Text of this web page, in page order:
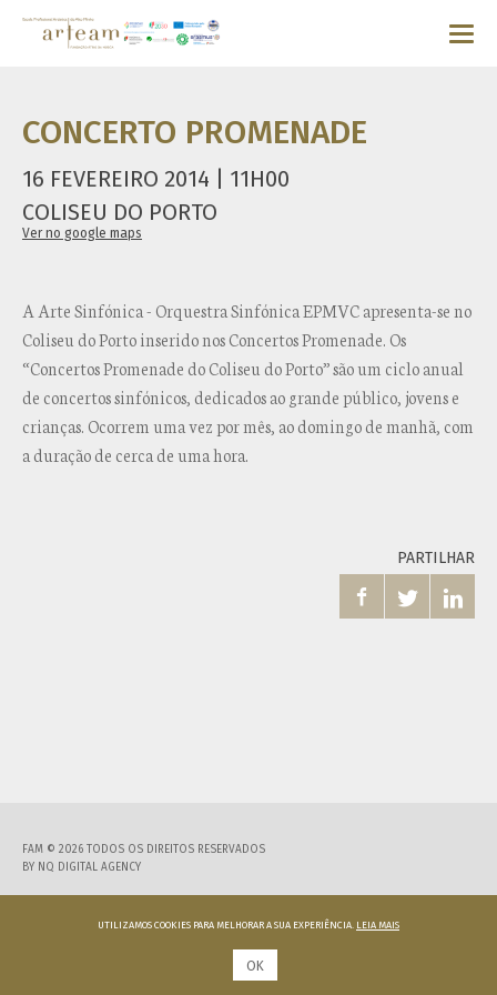
CONCERTO PROMENADE
16 FEVEREIRO 2014 | 11H00
COLISEU DO PORTO
Ver no google maps
A Arte Sinfónica - Orquestra Sinfónica EPMVC apresenta-se no
Coliseu do Porto inserido nos Concertos Promenade. Os
“Concertos Promenade do Coliseu do Porto” são um ciclo anual
de concertos sinfónicos, dedicados ao grande público, jovens e
crianças. Ocorrem uma vez por mês, ao domingo de manhã, com
a duração de cerca de uma hora.
PARTILHAR
  
FAM © 2026 TODOS OS DIREITOS RESERVADOS
BY NQ DIGITAL AGENCY
UTILIZAMOS COOKIES PARA MELHORAR A SUA EXPERIÊNCIA. LEIA MAIS
OK